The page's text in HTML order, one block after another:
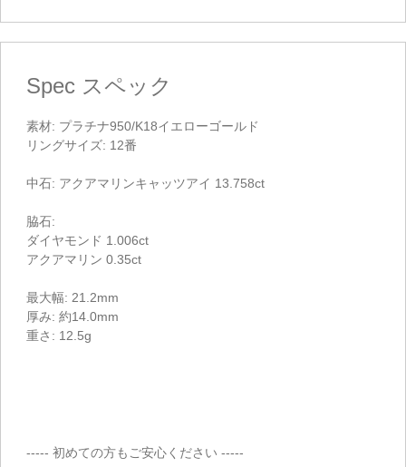
Spec スペック
素材: プラチナ950/K18イエローゴールド
リングサイズ: 12番
中石: アクアマリンキャッツアイ 13.758ct
脇石:
ダイヤモンド 1.006ct
アクアマリン 0.35ct
最大幅: 21.2mm
厚み: 約14.0mm
重さ: 12.5g
----- 初めての方もご安心ください -----